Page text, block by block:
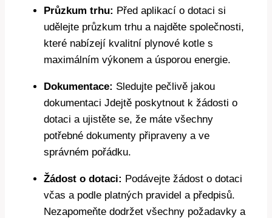
Průzkum trhu: Před aplikací o dotaci si
udělejte průzkum trhu a najděte společnosti,
které nabízejí kvalitní plynové kotle s
maximálním výkonem a úsporou energie.
Dokumentace: Sledujte pečlivě jakou
dokumentaci Jdejtě poskytnout k žádosti o
dotaci a ujistěte se, že máte všechny
potřebné dokumenty připraveny a ve
správném pořádku.
Žádost o dotaci: Podávejte žádost o dotaci
včas a podle platných pravidel a předpisů.
Nezapomeňte dodržet všechny požadavky a